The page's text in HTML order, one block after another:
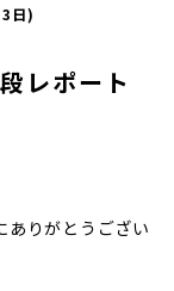
日)
レポート
ありがとうござい